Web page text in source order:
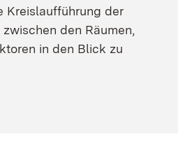
Kreislaufführung der
den Räumen,
in den Blick zu